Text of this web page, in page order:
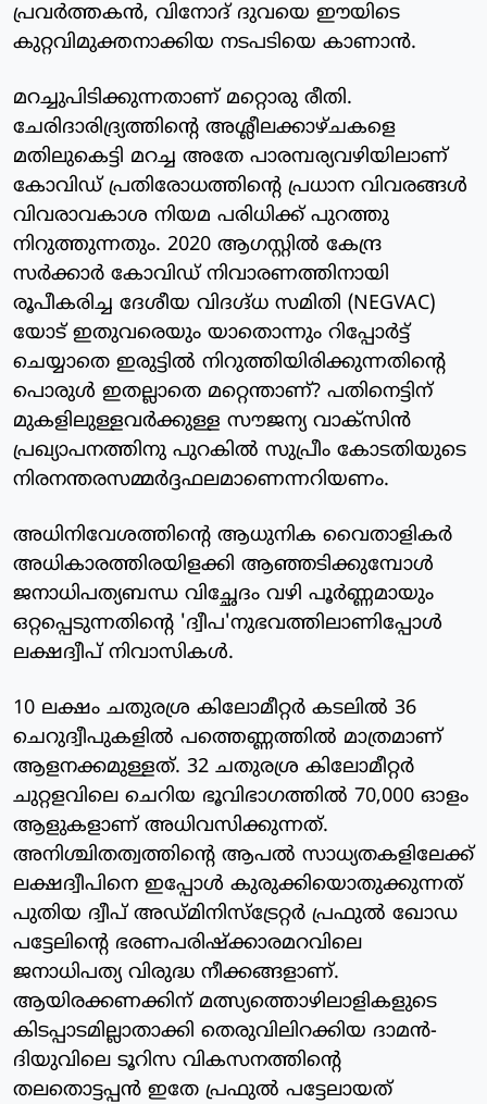
പ്രവര്‍ത്തകന്‍, വിനോദ് ദുവയെ ഈയിടെ
കുറ്റവിമുക്തനാക്കിയ നടപടിയെ കാണാന്‍.
മറച്ചുപിടിക്കുന്നതാണ് മറ്റൊരു രീതി.
ചേരിദാരിദ്ര്യത്തിന്റെ അശ്ലീലക്കാഴ്ചകളെ
മതിലുകെട്ടി മറച്ച അതേ പാരമ്പര്യവഴിയിലാണ്
കോവിഡ് പ്രതിരോധത്തിന്റെ പ്രധാന വിവരങ്ങള്‍
വിവരാവകാശ നിയമ പരിധിക്ക് പുറത്തു
നിറുത്തുന്നതും. 2020 ആഗസ്റ്റില്‍ കേന്ദ്ര
സര്‍ക്കാര്‍ കോവിഡ് നിവാരണത്തിനായി
രൂപീകരിച്ച ദേശീയ വിദഗ്ദ്ധ സമിതി (NEGVAC)
യോട് ഇതുവരെയും യാതൊന്നും റിപ്പോര്‍ട്ട്
ചെയ്യാതെ ഇരുട്ടില്‍ നിറുത്തിയിരിക്കുന്നതിന്റെ
പൊരുള്‍ ഇതല്ലാതെ മറ്റെന്താണ്? പതിനെട്ടിന്
മുകളിലുള്ളവര്‍ക്കുള്ള സൗജന്യ വാക്‌സിന്‍
പ്രഖ്യാപനത്തിനു പുറകില്‍ സുപ്രീം കോടതിയുടെ
നിരനന്തരസമ്മര്‍ദ്ദഫലമാണെന്നറിയണം.
അധിനിവേശത്തിന്റെ ആധുനിക വൈതാളികര്‍
അധികാരത്തിരയിളക്കി ആഞ്ഞടിക്കുമ്പോള്‍
ജനാധിപത്യബന്ധ വിച്ഛേദം വഴി പൂര്‍ണ്ണമായും
ഒറ്റപ്പെടുന്നതിന്റെ 'ദ്വീപ'നുഭവത്തിലാണിപ്പോള്‍
ലക്ഷദ്വീപ് നിവാസികള്‍.
10 ലക്ഷം ചതുരശ്ര കിലോമീറ്റര്‍ കടലില്‍ 36
ചെറുദ്വീപുകളില്‍ പത്തെണ്ണത്തില്‍ മാത്രമാണ്
ആളനക്കമുള്ളത്. 32 ചതുരശ്ര കിലോമീറ്റര്‍
ചുറ്റളവിലെ ചെറിയ ഭൂവിഭാഗത്തില്‍ 70,000 ഓളം
ആളുകളാണ് അധിവസിക്കുന്നത്.
അനിശ്ചിതത്വത്തിന്റെ ആപല്‍ സാധ്യതകളിലേക്ക്
ലക്ഷദ്വീപിനെ ഇപ്പോള്‍ കുരുക്കിയൊതുക്കുന്നത്
പുതിയ ദ്വീപ് അഡ്മിനിസ്‌ട്രേറ്റര്‍ പ്രഫുല്‍ ഖോഡ
പട്ടേലിന്റെ ഭരണപരിഷ്‌ക്കാരമറവിലെ
ജനാധിപത്യ വിരുദ്ധ നീക്കങ്ങളാണ്.
ആയിരക്കണക്കിന് മത്സ്യത്തൊഴിലാളികളുടെ
കിടപ്പാടമില്ലാതാക്കി തെരുവിലിറക്കിയ ദാമന്‍-
ദിയുവിലെ ടൂറിസ വികസനത്തിന്റെ
തലതൊട്ടപ്പന്‍ ഇതേ പ്രഫുല്‍ പട്ടേലായത്